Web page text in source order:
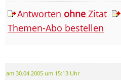
Antworten ohne Zitat
Themen-Abo bestellen
am 30.04.2005 um 15:13 Uhr